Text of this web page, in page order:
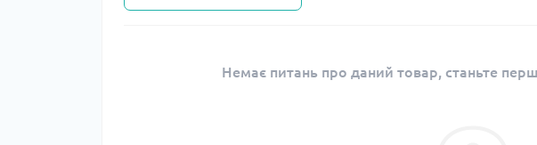
Немає питань про даний товар, станьте